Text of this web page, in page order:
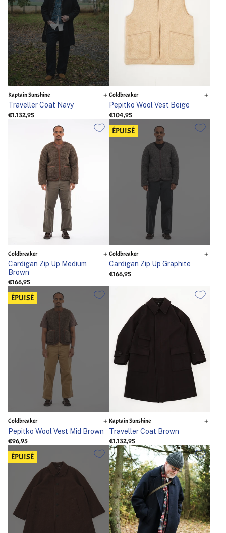
Kaptain Sunshine
Traveller Coat Navy
€1.132,95
Coldbreaker
Pepitko Wool Vest Beige
€104,95
Coldbreaker
Cardigan Zip Up Medium
Brown
€166,95
ÉPUISÉ
Coldbreaker
Cardigan Zip Up Graphite
€166,95
ÉPUISÉ
Coldbreaker
Pepitko Wool Vest Mid Brown
€96,95
Kaptain Sunshine
Traveller Coat Brown
€1.132,95
ÉPUISÉ